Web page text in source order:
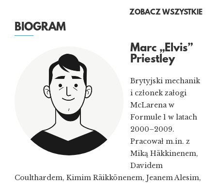
ZOBACZ WSZYSTKIE
BIOGRAM
Marc „Elvis”
Priestley
Brytyjski mechanik
i członek załogi
McLarena w
Formule 1 w latach
2000–2009.
Pracował m.in. z
Miką Häkkinenem,
Davidem
Coulthardem, Kimim Räikkönenem, Jeanem Alesim,